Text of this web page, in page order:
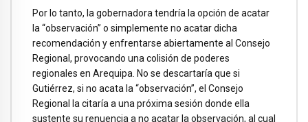
Por lo tanto, la gobernadora tendría la opción de acatar
la “observación” o simplemente no acatar dicha
recomendación y enfrentarse abiertamente al Consejo
Regional, provocando una colisión de poderes
regionales en Arequipa. No se descartaría que si
Gutiérrez, si no acata la “observación”, el Consejo
Regional la citaría a una próxima sesión donde ella
sustente su renuencia a no acatar la observación, al cual